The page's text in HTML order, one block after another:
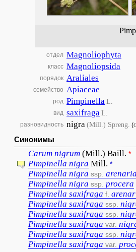
отдел Magnoliophyta
класс Magnoliopsida
порядок Araliales
семейство Apiaceae
род PimpinellaL.
вид saxifragaL.
разновидность nigra(Mill.) Spreng. (
Синонимы
Carum nigrum (Mill.) Baill. *
Pimpinella nigra Mill. *
Pimpinella nigra ssp.
Pimpinella nigra ssp. procera
Pimpinella saxifraga f.
Pimpinella saxifraga ssp.
Pimpinella saxifraga ssp.
Pimpinella saxifraga var.
Pimpinella saxifraga ssp.
Pimpinella saxifraga var.